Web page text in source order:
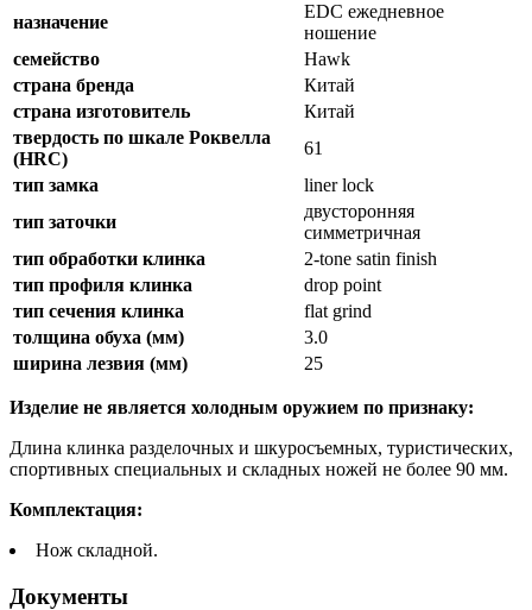
назначение
EDC ежедневное
ношение
семейство
Hawk
страна бренда
Китай
страна изготовитель
Китай
твердость по шкале Роквелла
(HRC)
61
тип замка
liner lock
тип заточки
двусторонняя
симметричная
тип обработки клинка
2-tone satin finish
тип профиля клинка
drop point
тип сечения клинка
flat grind
толщина обуха (мм)
3.0
ширина лезвия (мм)
25
Изделие не является холодным оружием по признаку:
Длина клинка разделочных и шкуросъемных, туристических,
спортивных специальных и складных ножей не более 90 мм.
Комплектация:
Нож складной.
Документы